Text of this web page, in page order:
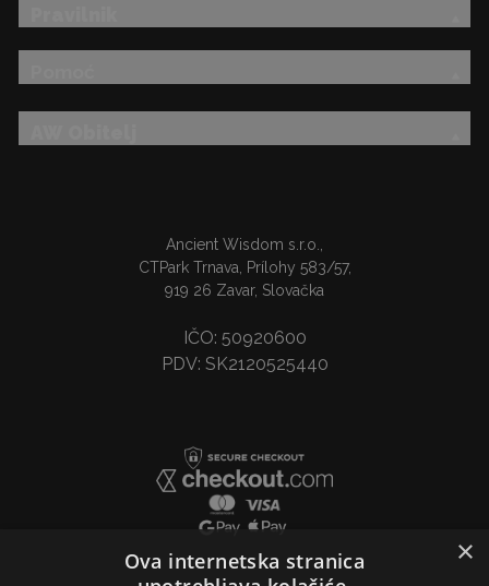
Ancient Wisdom s.r.o.,
CTPark Trnava, Prílohy 583/57,
919 26 Zavar, Slovačka
IČO: 50920600
PDV: SK2120525440
×
Ova internetska stranica